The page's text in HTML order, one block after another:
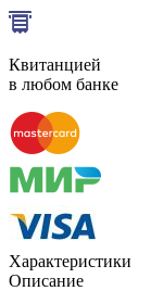
Квитанцией
в любом банке
Характеристики
Описание